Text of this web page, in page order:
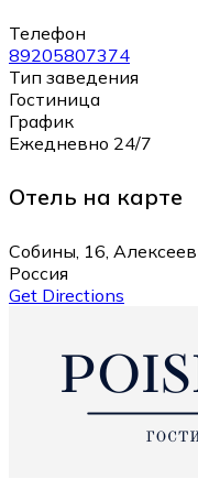
Телефон
89205807374
Тип заведения
Гостиница
График
Ежедневно 24/7
Отель на карте
Собины, 16,
Россия
Get Directions